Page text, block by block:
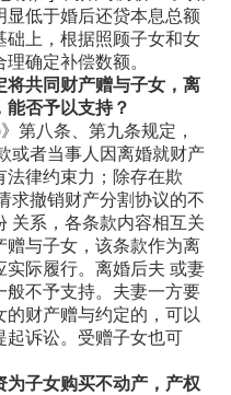
显低于婚后还贷本息总额
础上，根据照顾子女和女
确定补偿数额。
将共同财产赠与子女，离
否予以支持？
第八条、第九条规定，
或者当事人因离婚就财产
法律约束力；除存在欺
求撤销财产分割协议的不
关系，各条款内容相互关
赠与子女，该条款作为离
际履行。离婚后夫 或妻
般不予支持。夫妻一方要
财产赠与约定的，可以
起诉讼。受赠子女也可
子女购买不动产，产权